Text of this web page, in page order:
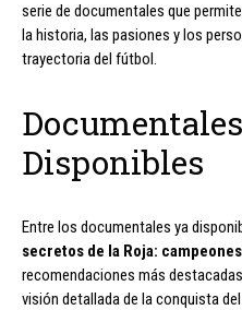
serie de documentales que
la historia, las pasiones y los
trayectoria del fútbol.
Disponibles
Entre los documentales ya
secretos de la Roja:
recomendaciones más
visión detallada de la conquista